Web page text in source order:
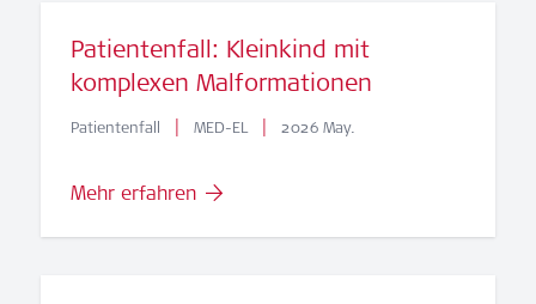
Patientenfall: Kleinkind mit
komplexen Malformationen
Patientenfall | MED-EL | 2026 May.
Mehr erfahren